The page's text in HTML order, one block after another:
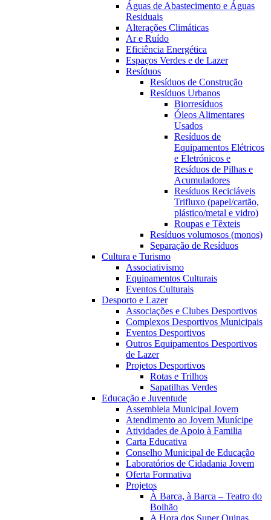
Águas de Abastecimento e Águas
Residuais
Alterações Climáticas
Ar e Ruído
Eficiência Energética
Espaços Verdes e de Lazer
Resíduos
Resíduos de Construção
Resíduos Urbanos
Biorresíduos
Óleos Alimentares
Usados
Resíduos de
Equipamentos Elétricos
e Eletrónicos e
Resíduos de Pilhas e
Acumuladores
Resíduos Recicláveis
Trifluxo (papel/cartão,
plástico/metal e vidro)
Roupas e Têxteis
Resíduos volumosos (monos)
Separação de Resíduos
Cultura e Turismo
Associativismo
Equipamentos Culturais
Eventos Culturais
Desporto e Lazer
Associações e Clubes Desportivos
Complexos Desportivos Municipais
Eventos Desportivos
Outros Equipamentos Desportivos
de Lazer
Projetos Desportivos
Rotas e Trilhos
Sapatilhas Verdes
Educação e Juventude
Assembleia Municipal Jovem
Atendimento ao Jovem Munícipe
Atividades de Apoio à Familia
Carta Educativa
Conselho Municipal de Educação
Laboratórios de Cidadania Jovem
Oferta Formativa
Projetos
À Barca, à Barca – Teatro do
Bolhão
A Hora dos Super Quinas